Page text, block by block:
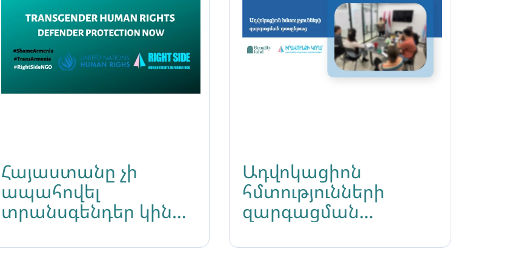
Հայաստանը չի
ապահովել
տրանսգենդեր կին
Լիլիթ Մարտիրոսյանի
Ադվոկացիոն
հմտությունների
զարգացման
«Իրավունքի կողմ»